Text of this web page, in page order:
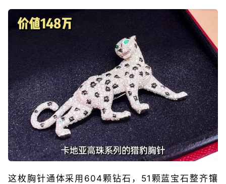
这枚胸针通体采用604颗钻石，51颗蓝宝石整齐镶